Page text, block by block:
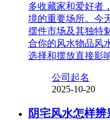
多收藏家和爱好者
境的重要场所。今
摆件市场及其独特
合你的风水物品风
选择和摆放直接影
公司起名
2025-10-20
阴宅风水怎样